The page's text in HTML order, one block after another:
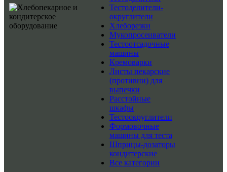
Тестоделители-
округлители
Хлеборезки
Мукопросеиватели
Тестоотсадочные
машины
Кремоварки
Листы пекарские
(противни) для
выпечки
Расстойные
шкафы
Тестоокруглители
Формовочные
машины для теста
Шприцы-дозаторы
кондитерские
Все категории